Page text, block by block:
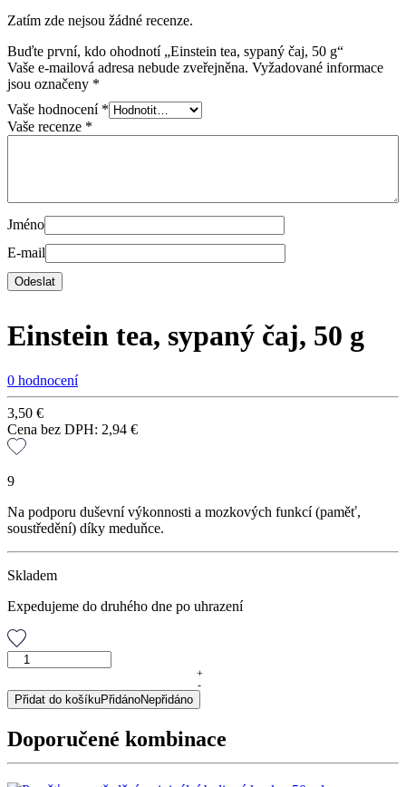
Zatím zde nejsou žádné recenze.
Buďte první, kdo ohodnotí „Einstein tea, sypaný čaj, 50 g“
Vaše e-mailová adresa nebude zveřejněna. Vyžadované informace
jsou označeny *
Vaše hodnocení *
Vaše recenze *
Jméno
E-mail
Einstein tea, sypaný čaj, 50 g
0 hodnocení
3,50 €
Cena bez DPH: 2,94 €
9
Na podporu duševní výkonnosti a mozkových funkcí (paměť,
soustředění) díky meduňce.
Skladem
Expedujeme do druhého dne po uhrazení
Einstein
sypaný
čaj,
+
-
Přidat do košíkuPřidánoNepřidáno
Doporučené kombinace